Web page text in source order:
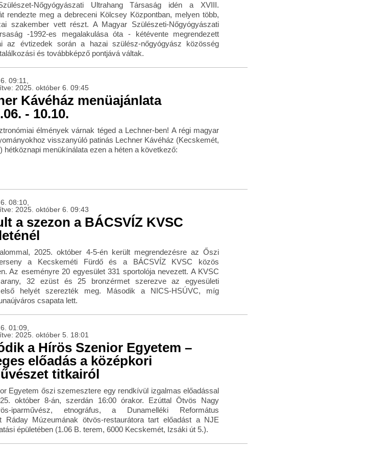
Nőgyógyászati Ultrahang Társaság idén a XVIII.
rendezte meg a debreceni Kölcsey Központban, melyen több,
szakember vett részt. A Magyar Szülészeti-Nőgyógyászati
-1992-es megalakulása óta - kétévente megrendezett
az évtizedek során a hazai szülész-nőgyógyász közösség
és továbbképző pontjává váltak.
09:11,
2025. október 6. 09:45
Kávéház menüajánlata
- 10.10.
élmények várnak téged a Lechner-ben! A régi magyar
visszanyúló patinás Lechner Kávéház (Kecskemét,
hétköznapi menükínálata ezen a héten a következő:
08:10,
2025. október 6. 09:43
a szezon a BÁCSVÍZ KVSC
2025. október 4-5-én került megrendezésre az Őszi
a Kecskeméti Fürdő és a BÁCSVÍZ KVSC közös
Az eseményre 20 egyesület 331 sportolója nevezett. A KVSC
32 ezüst és 25 bronzérmet szerezve az egyesületi
első helyét szerezték meg. Második a NICS-HSÚVC, míg
csapata lett.
01:09,
2025. október 5. 18:01
a Hírös Szenior Egyetem –
előadás a középkori
titkairól
Egyetem őszi szemesztere egy rendkívül izgalmas előadással
október 8-án, szerdán 16:00 órakor. Ezúttal Ötvös Nagy
iparművész, etnográfus, a Dunamelléki Református
Ráday Múzeumának ötvös-restaurátora tart előadást a NJE
épületében (1.06 B. terem, 6000 Kecskemét, Izsáki út 5.).